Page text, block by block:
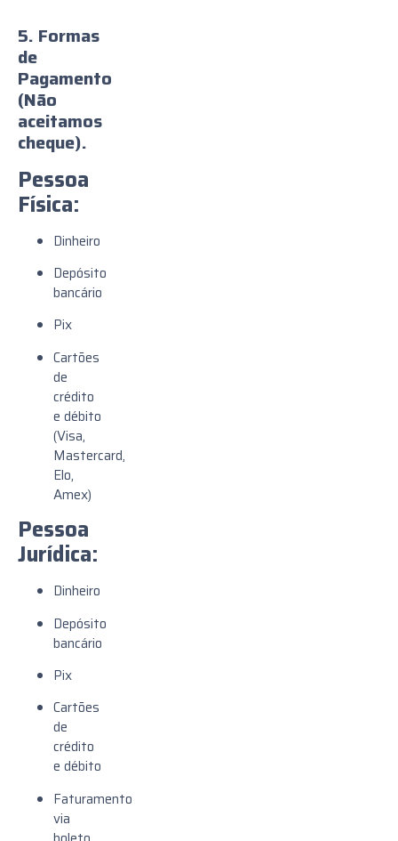
5. Formas
de
Pagamento
(Não
aceitamos
cheque).
Pessoa
Física:
Dinheiro
Depósito
bancário
Pix
Cartões
de
crédito
e débito
(Visa,
Mastercard,
Elo,
Amex)
Pessoa
Jurídica:
Dinheiro
Depósito
bancário
Pix
Cartões
de
crédito
e débito
Faturamento
via